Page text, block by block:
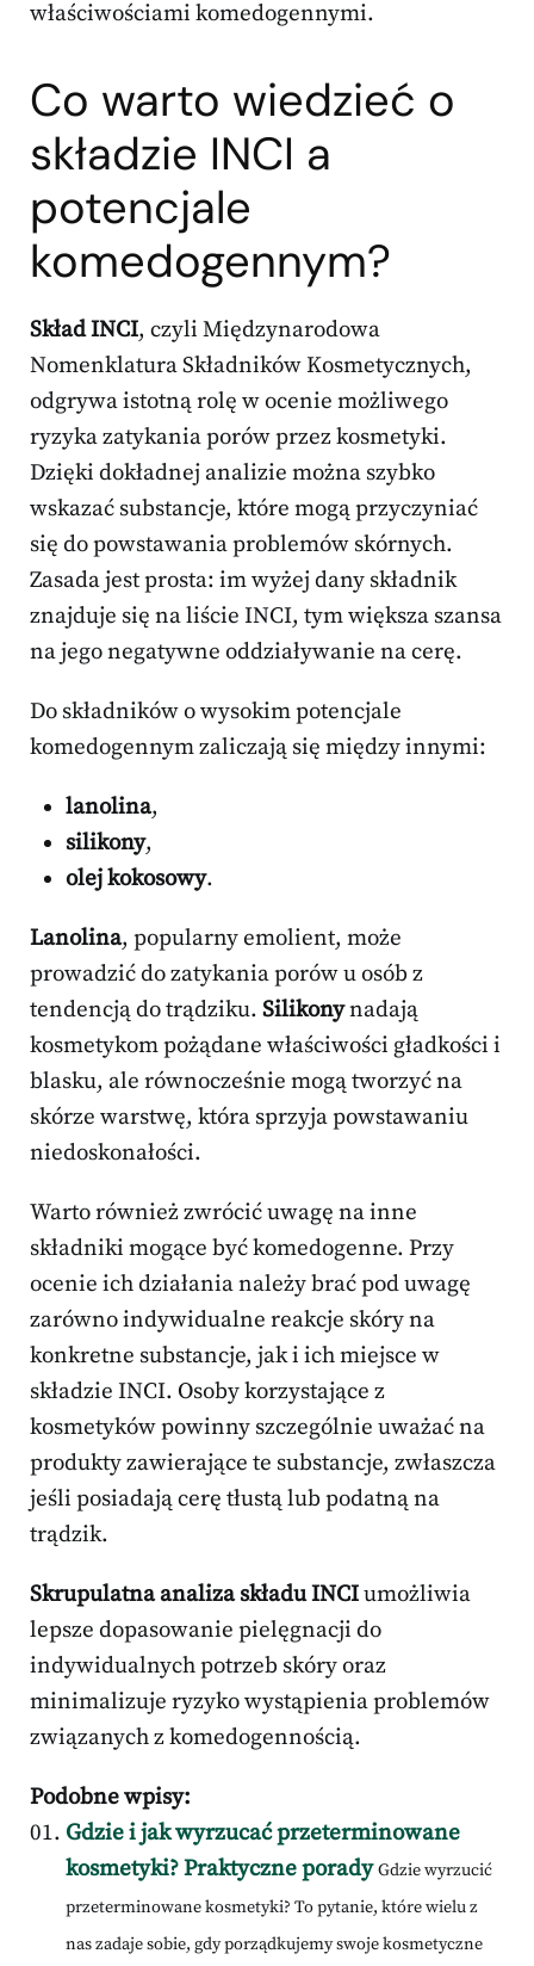
właściwościami komedogennymi.
Co warto wiedzieć o
składzie INCI a
potencjale
komedogennym?
Skład INCI, czyli Międzynarodowa
Nomenklatura Składników Kosmetycznych,
odgrywa istotną rolę w ocenie możliwego
ryzyka zatykania porów przez kosmetyki.
Dzięki dokładnej analizie można szybko
wskazać substancje, które mogą przyczyniać
się do powstawania problemów skórnych.
Zasada jest prosta: im wyżej dany składnik
znajduje się na liście INCI, tym większa szansa
na jego negatywne oddziaływanie na cerę.
Do składników o wysokim potencjale
komedogennym zaliczają się między innymi:
lanolina,
silikony,
olej kokosowy.
Lanolina, popularny emolient, może
prowadzić do zatykania porów u osób z
tendencją do trądziku. Silikonynadają
kosmetykom pożądane właściwości gładkości i
blasku, ale równocześnie mogą tworzyć na
skórze warstwę, która sprzyja powstawaniu
niedoskonałości.
Warto również zwrócić uwagę na inne
składniki mogące być komedogenne. Przy
ocenie ich działania należy brać pod uwagę
zarówno indywidualne reakcje skóry na
konkretne substancje, jak i ich miejsce w
składzie INCI. Osoby korzystające z
kosmetyków powinny szczególnie uważać na
produkty zawierające te substancje, zwłaszcza
jeśli posiadają cerę tłustą lub podatną na
trądzik.
Skrupulatna analiza składu INCIumożliwia
lepsze dopasowanie pielęgnacji do
indywidualnych potrzeb skóry oraz
minimalizuje ryzyko wystąpienia problemów
związanych z komedogennością.
Podobne wpisy:
Gdzie i jak wyrzucać przeterminowane
kosmetyki? Praktyczne porady Gdzie wyrzucić
przeterminowane kosmetyki? To pytanie, które wielu z
nas zadaje sobie, gdy porządkujemy swoje kosmetyczne